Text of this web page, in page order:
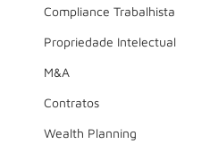
Compliance Trabalhista
Propriedade Intelectual
M&A
Contratos
Wealth Planning